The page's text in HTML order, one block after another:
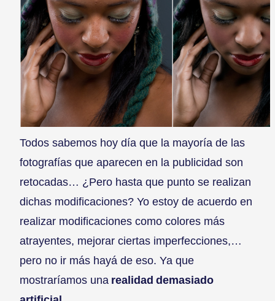
Todos sabemos hoy día que la mayoría de las
fotografías que aparecen en la publicidad son
retocadas… ¿Pero hasta que punto se realizan
dichas modificaciones? Yo estoy de acuerdo en
realizar modificaciones como colores más
atrayentes, mejorar ciertas imperfecciones,…
pero no ir más hayá de eso. Ya que
mostraríamos una realidad demasiado